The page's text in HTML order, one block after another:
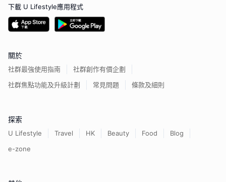
下載 U Lifestyle應用程式
關於
社群最強使用指南
社群創作有價企劃
社群焦點功能及升級計劃
常見問題 條款及細則
探索
U Lifestyle Travel HK Beauty Food
Blog
e-zone